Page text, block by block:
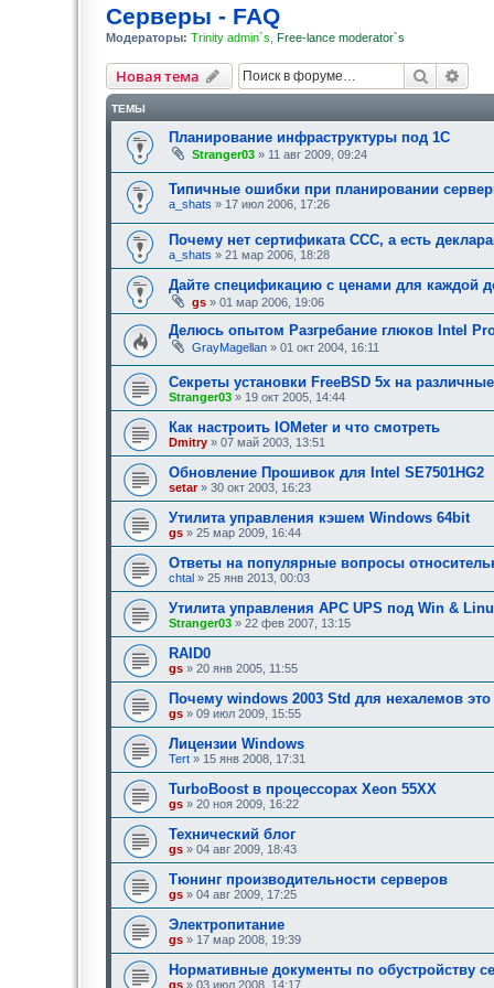
Серверы - FAQ
Модераторы: Trinity admin`s Free-lance moderator`s
Новая тема Поиск
ТЕМЫ
Планирование инфраструктуры под 1С
Stranger03 » 11 авг 2009, 09:24
Типичные ошибки при планировании
a_shats » 17 июл 2006, 17:26
Почему нет сертификата ССС, а есть
a_shats » 21 мар 2006, 18:28
Дайте спецификацию с ценами для каждой
gs » 01 мар 2006, 19:06
Делюсь опытом Разгребание глюков Intel
GrayMagellan » 01 окт 2004, 16:11
Секреты установки FreeBSD 5x на
Stranger03 » 19 окт 2005, 14:44
Как настроить IOMeter и что смотреть
Dmitry » 07 май 2003, 13:51
Обновление Прошивок для Intel SE7501HG2
setar» 30 окт 2003, 16:23
Утилита управления кэшем Windows 64bit
gs » 25 мар 2009, 16:44
Ответы на популярные вопросы
chtal » 25 янв 2013, 00:03
Утилита управления APC UPS под Win &
Stranger03 » 22 фев 2007, 13:15
RAID0
gs » 20 янв 2005, 11:55
Почему windows 2003 Std для нехалемов это
gs » 09 июл 2009, 15:55
Лицензии Windows
Tert » 15 янв 2008, 17:31
TurboBoost в процессорах Xeon 55XX
gs » 20 ноя 2009, 16:22
Технический блог
gs » 04 авг 2009, 18:43
Тюнинг производительности серверов
gs » 04 авг 2009, 17:25
Электропитание
gs » 17 мар 2008, 19:39
Нормативные документы по обустройству
gs » 03 июл 2008, 14:17